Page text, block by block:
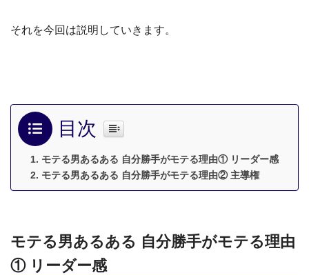
それを今回は説明していきます。
目次
モテる男あるある 自分勝手がモテる理由① リーダー感
モテる男あるある 自分勝手がモテる理由② 主導権
モテる男あるある 自分勝手がモテる理由
① リーダー感